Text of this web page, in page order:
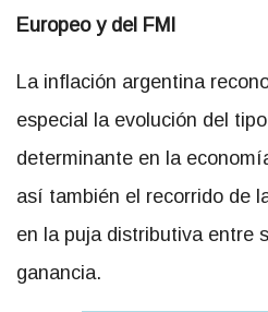
Europeo y del FMI
La inflación argentina
especial la evolución del
determinante en la
así también el recorrido de
en la puja distributiva entre
ganancia.